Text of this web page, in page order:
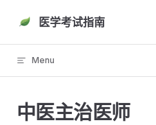
Skip to content
医学考试指南
Menu
中医主治医师